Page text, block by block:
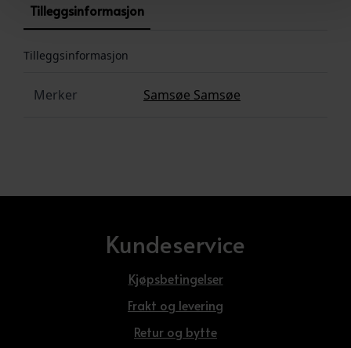
Tilleggsinformasjon
Tilleggsinformasjon
Merker Samsøe Samsøe
Kundeservice
Kjøpsbetingelser
Frakt og levering
Retur og bytte